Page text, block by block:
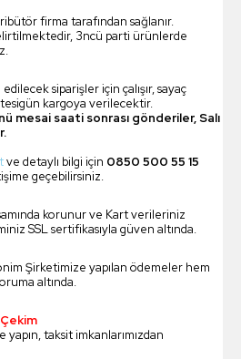
firma tarafından sağlanır.
3ncü parti ürünlerde
siparişler için çalışır, sayaç
kargoya verilecektir.
mesai saati sonrası gönderiler, Salı
ve detaylı bilgi için 0850 500 55 15
geçebilirsiniz.
korunur ve Kart verileriniz
SSL sertifikasıyla güven altında.
Şirketimize yapılan ödemeler hem
altında.
taksit imkanlarımızdan